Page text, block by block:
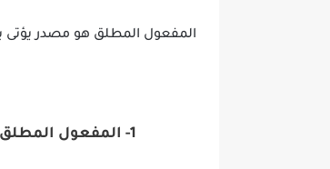
المفعول المطلق هو مصدر يؤتى
1- المفعول المطلق المؤكد لفعله: